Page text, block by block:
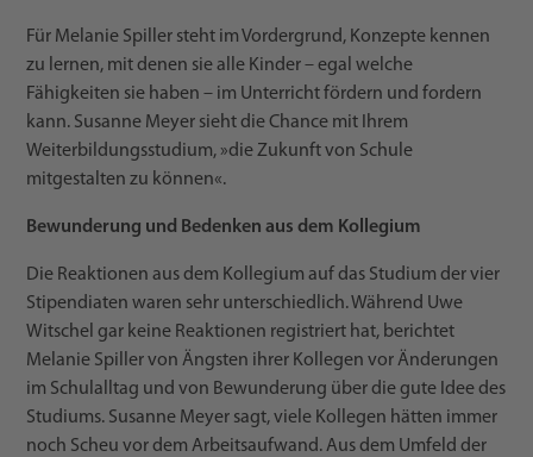
Für Melanie Spiller steht im Vordergrund, Konzepte kennen
zu lernen, mit denen sie alle Kinder – egal welche
Fähigkeiten sie haben – im Unterricht fördern und fordern
kann. Susanne Meyer sieht die Chance mit Ihrem
Weiterbildungsstudium, »die Zukunft von Schule
mitgestalten zu können«.
Bewunderung und Bedenken aus dem Kollegium
Die Reaktionen aus dem Kollegium auf das Studium der vier
Stipendiaten waren sehr unterschiedlich. Während Uwe
Witschel gar keine Reaktionen registriert hat, berichtet
Melanie Spiller von Ängsten ihrer Kollegen vor Änderungen
im Schulalltag und von Bewunderung über die gute Idee des
Studiums. Susanne Meyer sagt, viele Kollegen hätten immer
noch Scheu vor dem Arbeitsaufwand. Aus dem Umfeld der